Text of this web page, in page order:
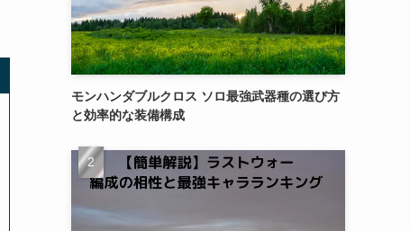
モンハンダブルクロス ソロ最強武器種の選び方
と効率的な装備構成